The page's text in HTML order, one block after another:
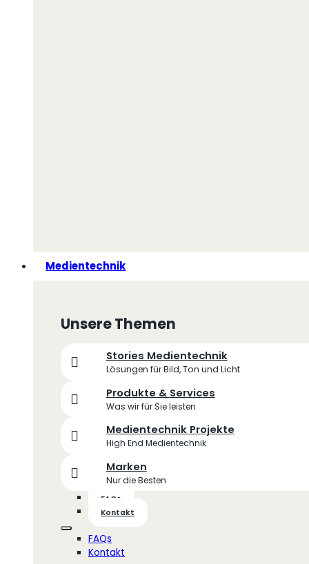
Medientechnik
Unsere Themen
Stories Medientechnik
Lösungen für Bild, Ton und Licht
Produkte & Services
Was wir für Sie leisten
Medientechnik Projekte
High End Medientechnik
Marken
Nur die Besten
FAQs
Kontakt
FAQs
Kontakt